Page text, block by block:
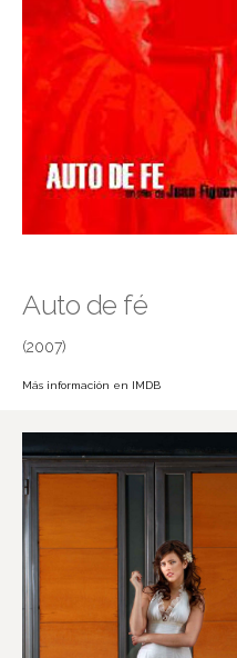
Auto de fé
(2007)
Más información en IMDB